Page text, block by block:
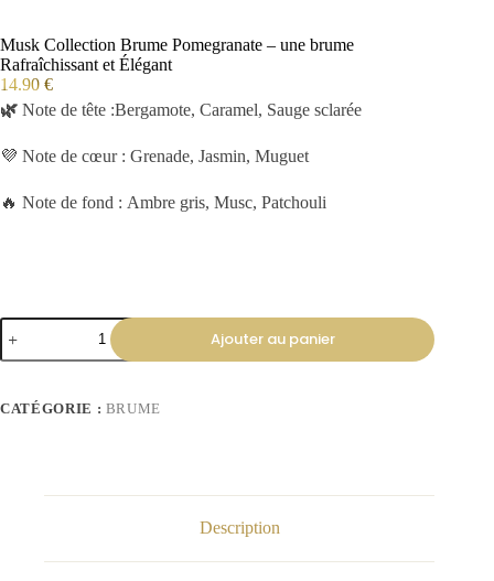
Musk Collection Brume Pomegranate – une brume
Rafraîchissant et Élégant
14.90 €
🌿 Note de tête :Bergamote, Caramel, Sauge sclarée
💜 Note de cœur : Grenade, Jasmin, Muguet
🔥 Note de fond : Ambre gris, Musc, Patchouli
Ajouter au panier
CATÉGORIE : BRUME
Description